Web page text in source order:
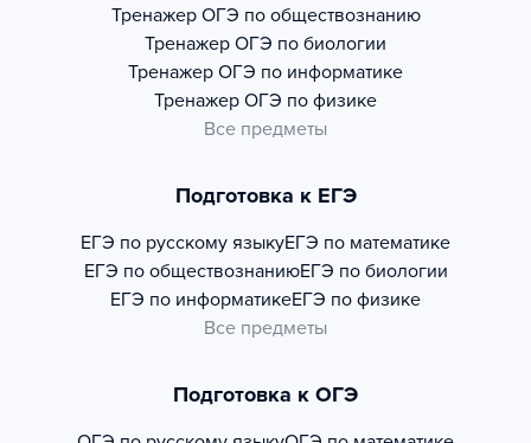
Тренажер ОГЭ по обществознанию
Тренажер ОГЭ по биологии
Тренажер ОГЭ по информатике
Тренажер ОГЭ по физике
Все предметы
Подготовка к ЕГЭ
ЕГЭ по русскому языкуЕГЭ по математике
ЕГЭ по обществознаниюЕГЭ по биологии
ЕГЭ по информатикеЕГЭ по физике
Все предметы
Подготовка к ОГЭ